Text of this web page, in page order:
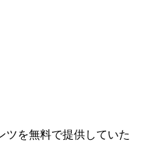
ツを無料で提供していた